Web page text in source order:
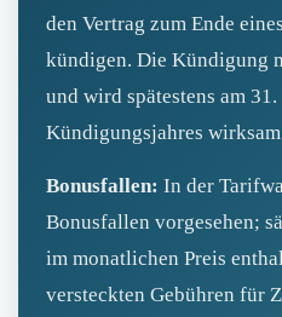
den Vertrag zum Ende
kündigen. Die Kündigung
und wird spätestens am 31.
Kündigungsjahres
Bonusfallen: In der
Bonusfallen vorgesehen;
im monatlichen Preis
versteckten Gebühren für